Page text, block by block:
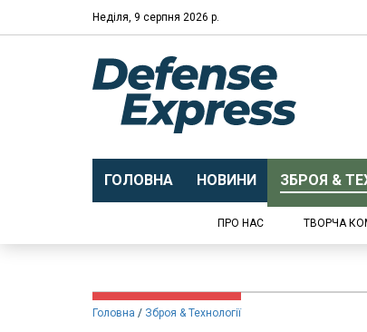
Неділя, 9 серпня 2026 р.
ГОЛОВНА НОВИНИ ЗБРОЯ &
ПРО НАС ТВОРЧА
Головна Зброя & Технології